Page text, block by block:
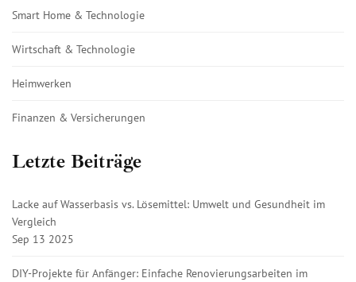
Smart Home & Technologie
Wirtschaft & Technologie
Heimwerken
Finanzen & Versicherungen
Letzte Beiträge
Lacke auf Wasserbasis vs. Lösemittel: Umwelt und Gesundheit im
Vergleich
Sep 13 2025
DIY-Projekte für Anfänger: Einfache Renovierungsarbeiten im